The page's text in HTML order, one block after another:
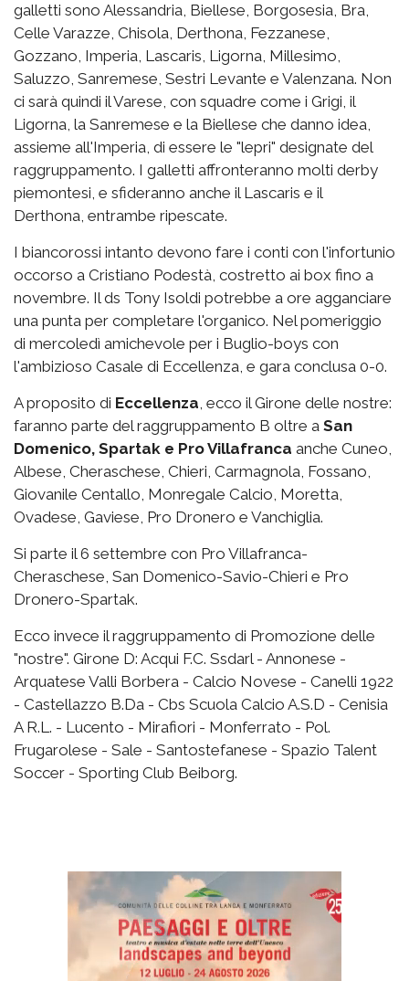
galletti sono Alessandria, Biellese, Borgosesia, Bra,
Celle Varazze, Chisola, Derthona, Fezzanese,
Gozzano, Imperia, Lascaris, Ligorna, Millesimo,
Saluzzo, Sanremese, Sestri Levante e Valenzana. Non
ci sarà quindi il Varese, con squadre come i Grigi, il
Ligorna, la Sanremese e la Biellese che danno idea,
assieme all'Imperia, di essere le "lepri" designate del
raggruppamento. I galletti affronteranno molti derby
piemontesi, e sfideranno anche il Lascaris e il
Derthona, entrambe ripescate.
I biancorossi intanto devono fare i conti con l'infortunio
occorso a Cristiano Podestà, costretto ai box fino a
novembre. Il ds Tony Isoldi potrebbe a ore agganciare
una punta per completare l'organico. Nel pomeriggio
di mercoledì amichevole per i Buglio-boys con
l'ambizioso Casale di Eccellenza, e gara conclusa 0-0.
A proposito di Eccellenza, ecco il Girone delle nostre:
faranno parte del raggruppamento B oltre a San
Domenico, Spartak e Pro Villafranca anche Cuneo,
Albese, Cheraschese, Chieri, Carmagnola, Fossano,
Giovanile Centallo, Monregale Calcio, Moretta,
Ovadese, Gaviese, Pro Dronero e Vanchiglia.
Si parte il 6 settembre con Pro Villafranca-
Cheraschese, San Domenico-Savio-Chieri e Pro
Dronero-Spartak.
Ecco invece il raggruppamento di Promozione delle
"nostre". Girone D: Acqui F.C. Ssdarl - Annonese -
Arquatese Valli Borbera - Calcio Novese - Canelli 1922
- Castellazzo B.Da - Cbs Scuola Calcio A.S.D - Cenisia
A R.L. - Lucento - Mirafiori - Monferrato - Pol.
Frugarolese - Sale - Santostefanese - Spazio Talent
Soccer - Sporting Club Beiborg.